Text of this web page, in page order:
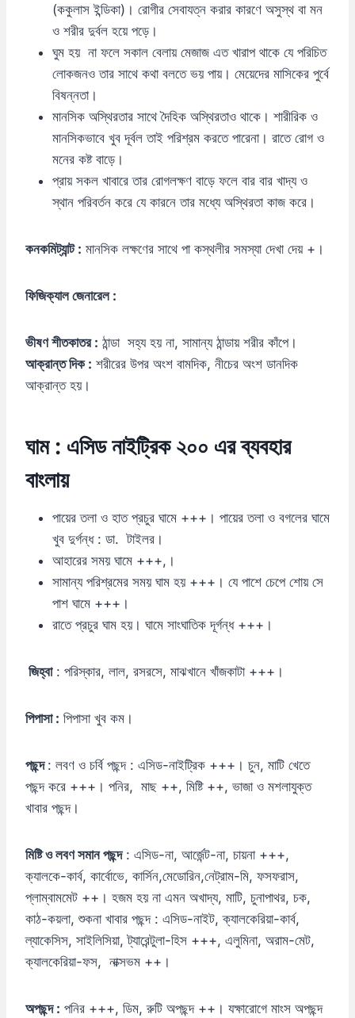
(ককুলাস ইন্ডিকা)। রোগীর সেবাযত্ন করার কারণে অসুস্থ বা মন
ও শরীর দুর্বল হয়ে পড়ে।
ঘুম হয় না ফলে সকাল বেলায় মেজাজ এত খারাপ থাকে যে পরিচিত
লোকজনও তার সাথে কথা বলতে ভয় পায়। মেয়েদের মাসিকের পুর্বে
বিষন্নতা।
মানসিক অস্থিরতার সাথে দৈহিক অস্থিরতাও থাকে। শারীরিক ও
মানসিকভাবে খুব দূর্বল তাই পরিশ্রম করতে পারেনা। রাতে রোগ ও
মনের কষ্ট বাড়ে।
প্রায় সকল খাবারে তার রোগলক্ষণ বাড়ে ফলে বার বার খাদ্য ও
স্থান পরিবর্তন করে যে কারনে তার মধ্যে অস্থিরতা কাজ করে।
কনকমিট্যান্ট : মানসিক লক্ষণের সাথে পা কস্থলীর সমস্যা দেখা দেয় +।
ফিজিক্যাল জেনারেল :
ভীষণ শীতকাতর : ঠান্ডা সহ্য হয় না, সামান্য ঠান্ডায় শরীর কাঁপে।
আক্রান্ত দিক : শরীরের উপর অংশ বামদিক, নীচের অংশ ডানদিক
আক্রান্ত হয়।
ঘাম: এসিড নাইট্রিক ২০০ এর ব্যবহার
বাংলায়
পায়ের তলা ও হাত প্রচুর ঘামে +++। পায়ের তলা ও বগলের ঘামে
খুব দুর্গন্ধ : ডা. টাইলর।
আহারের সময় ঘামে +++,।
সামান্য পরিশ্রমের সময় ঘাম হয় +++। যে পাশে চেপে শোয় সে
পাশ ঘামে +++।
রাতে প্রচুর ঘাম হয়। ঘামে সাংঘাতিক দূর্গন্ধ +++।
জিহ্বা: পরিস্কার, লাল, রসরসে, মাঝখানে খাঁজকাটা +++।
পিপাসা : পিপাসা খুব কম।
পছন্দ : লবণ ও চর্বি পছন্দ : এসিড-নাইট্রিক +++। চুন, মাটি খেতে
পছন্দ করে +++। পনির, মাছ ++, মিষ্টি ++, ভাজা ও মশলাযুক্ত
খাবার পছন্দ।
মিষ্টিওলবণসমানপছন্দ: এসিড-না, আর্জেন্ট-না, চায়না +++,
ক্যালকে-কার্ব, কার্বোভে, কার্সিন,মেডোরিন,নেট্রাম-মি, ফসফরাস,
প্লাম্বামমেট ++। হজম হয় না এমন অখাদ্য, মাটি, চুনাপাথর, চক,
কাঠ-কয়লা, শুকনা খাবার পছন্দ : এসিড-নাইট, ক্যালকেরিয়া-কার্ব,
ল্যাকেসিস, সাইলিসিয়া, ট্যারেন্টুলা-হিস +++, এলুমিনা, অরাম-মেট,
ক্যালকেরিয়া-ফস, নাক্সভম ++।
অপছন্দ : পনির +++, ডিম, রুটি অপছন্দ ++। যক্ষারোগে মাংস অপছন্দ